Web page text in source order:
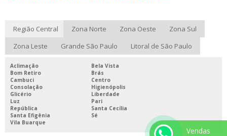
Região Central Zona Norte Zona Oeste
Zona Sul
Zona Leste
Grande São Paulo Litoral de São Paulo
Aclimação
Bela Vista
Bom Retiro
Brás
Cambuci
Centro
Consolação
Higienópolis
Glicério
Liberdade
Luz
Pari
República
Santa Cecília
Santa Efigênia
Sé
Vila Buarque
Vendas